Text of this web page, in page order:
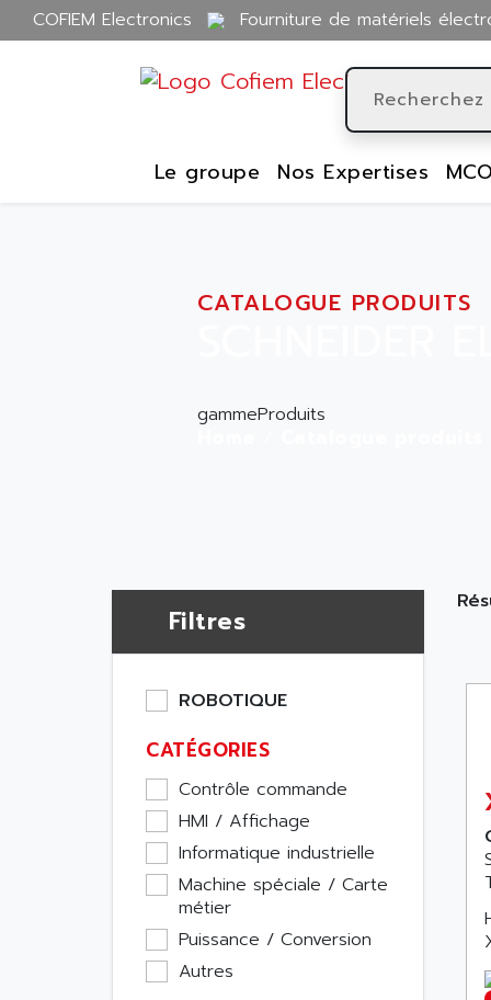
COFIEM Electronics Fourniture de matériels
Le groupe Nos Expertises
CATALOGUE PRODUITS
gammeProduits
Filtres
ROBOTIQUE
CATÉGORIES
Contrôle commande
HMI / Affichage
Informatique industrielle
Machine spéciale / Carte
métier
Puissance / Conversion
Autres